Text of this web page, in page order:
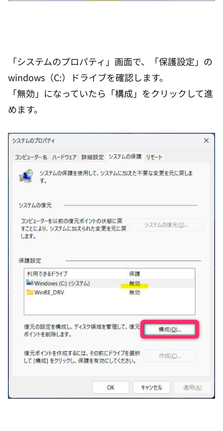
「システムのプロパティ」画面で、「保護設定」の
windows（C:）ドライブを確認します。
「無効」になっていたら「構成」をクリックして進
めます。